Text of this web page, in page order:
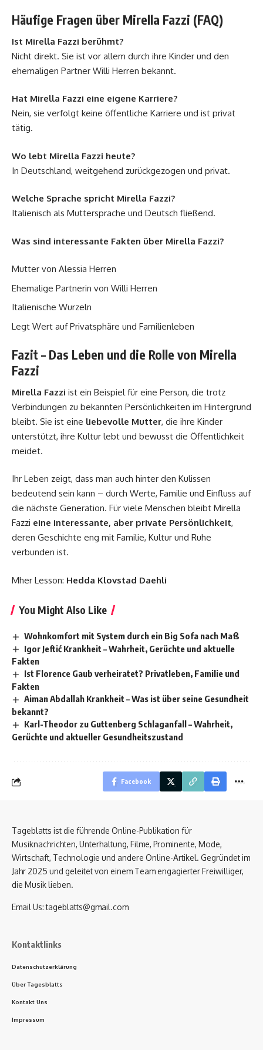
Häufige Fragen über Mirella Fazzi (FAQ)
Ist Mirella Fazzi berühmt?
Nicht direkt. Sie ist vor allem durch ihre Kinder und den
ehemaligen Partner Willi Herren bekannt.
Hat Mirella Fazzi eine eigene Karriere?
Nein, sie verfolgt keine öffentliche Karriere und ist privat
tätig.
Wo lebt Mirella Fazzi heute?
In Deutschland, weitgehend zurückgezogen und privat.
Welche Sprache spricht Mirella Fazzi?
Italienisch als Muttersprache und Deutsch fließend.
Was sind interessante Fakten über Mirella Fazzi?
Mutter von Alessia Herren
Ehemalige Partnerin von Willi Herren
Italienische Wurzeln
Legt Wert auf Privatsphäre und Familienleben
Fazit – Das Leben und die Rolle von Mirella
Fazzi
Mirella Fazzi ist ein Beispiel für eine Person, die trotz
Verbindungen zu bekannten Persönlichkeiten im Hintergrund
bleibt. Sie ist eine liebevolle Mutter, die ihre Kinder
unterstützt, ihre Kultur lebt und bewusst die Öffentlichkeit
meidet.
Ihr Leben zeigt, dass man auch hinter den Kulissen
bedeutend sein kann – durch Werte, Familie und Einfluss auf
die nächste Generation. Für viele Menschen bleibt Mirella
Fazzi eine interessante, aber private Persönlichkeit,
deren Geschichte eng mit Familie, Kultur und Ruhe
verbunden ist.
Mher Lesson: Hedda Klovstad Daehli
You Might Also Like
Wohnkomfort mit System durch ein Big Sofa nach Maß
Igor Jeftić Krankheit – Wahrheit, Gerüchte und aktuelle
Fakten
Ist Florence Gaub verheiratet? Privatleben, Familie und
Fakten
Aiman Abdallah Krankheit – Was ist über seine Gesundheit
bekannt?
Karl-Theodor zu Guttenberg Schlaganfall – Wahrheit,
Gerüchte und aktueller Gesundheitszustand
Facebook
Tageblatts ist die führende Online-Publikation für
Musiknachrichten, Unterhaltung, Filme, Prominente, Mode,
Wirtschaft, Technologie und andere Online-Artikel. Gegründet im
Jahr 2025 und geleitet von einem Team engagierter Freiwilliger,
die Musik lieben.
Email Us:tageblatts@gmail.com
Kontaktlinks
Datenschutzerklärung
Über Tagesblatts
Kontakt Uns
Impressum